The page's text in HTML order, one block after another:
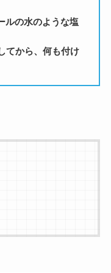
ルの水のような塩
てから、何も付け